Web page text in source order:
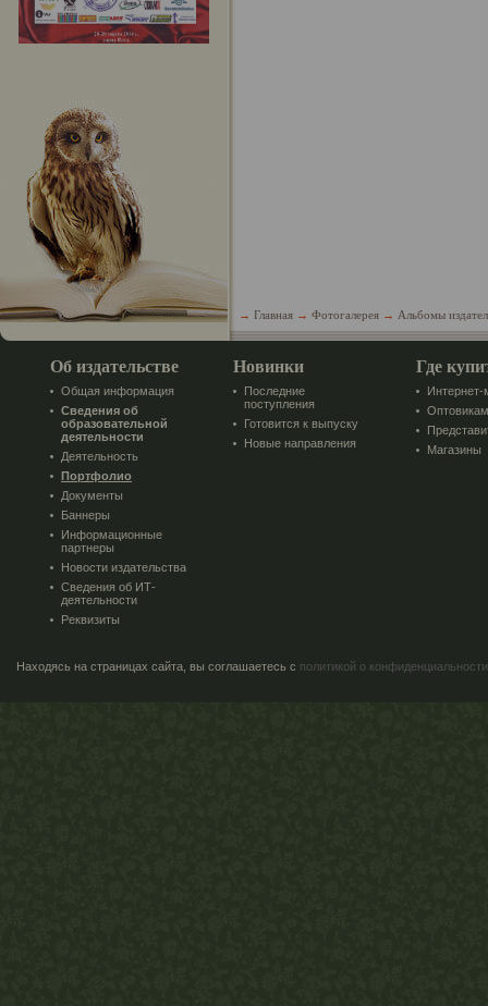
→ Главная → Фотогалерея → Альбомы
Об издательстве
Общая информация
Сведения об
образовательной
деятельности
Деятельность
Портфолио
Документы
Баннеры
Информационные
партнеры
Новости издательства
Сведения об ИТ-
деятельности
Реквизиты
Новинки
Последние
поступления
Готовится к выпуску
Новые направления
Где
Интернет-
Оптовикам
Магазины
Находясь на страницах сайта, вы соглашаетесь с политикой о конфиденциальности